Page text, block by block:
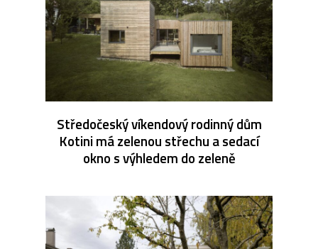
Středočeský víkendový rodinný dům
Kotini má zelenou střechu a sedací
okno s výhledem do zeleně